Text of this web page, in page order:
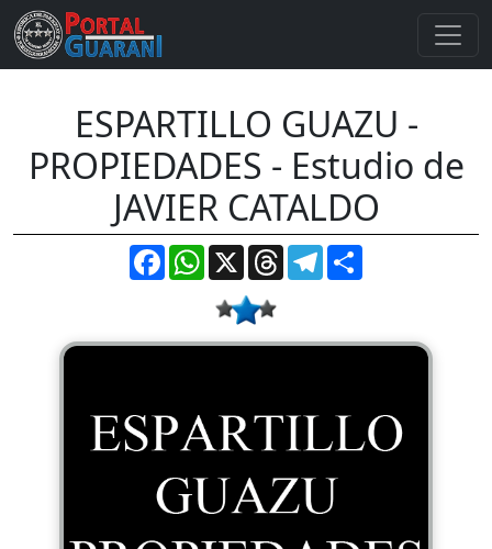
ESPARTILLO GUAZU -
PROPIEDADES - Estudio de
JAVIER CATALDO
FacebookWhatsApp
X ThreadsTelegram